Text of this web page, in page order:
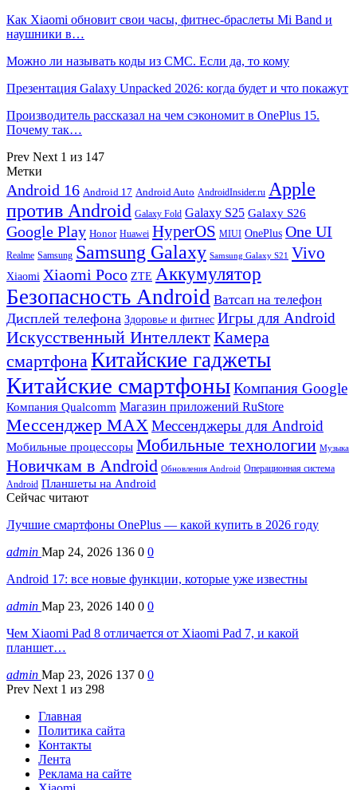
Как Xiaomi обновит свои часы, фитнес-браслеты Mi Band и
наушники в…
Можно ли называть коды из СМС. Если да, то кому
Презентация Galaxy Unpacked 2026: когда будет и что покажут
Производитель рассказал на чем сэкономит в OnePlus 15.
Почему так…
Prev Next 1 из 147
Метки
Android 16 Android 17 Android Auto AndroidInsider.ru Apple
против Android Galaxy Fold Galaxy S25 Galaxy S26
Google Play Honor Huawei HyperOS MIUI OnePlus One UI
Realme Samsung Samsung Galaxy Samsung Galaxy S21 Vivo
Xiaomi Xiaomi Poco ZTE Аккумулятор
Безопасность Android Ватсап на телефон
Дисплей телефона Здоровье и фитнес Игры для Android
Искусственный ИнтеллектКамера
смартфона Китайские гаджеты
Китайские смартфоныКомпания Google
Компания Qualcomm Магазин приложений RuStore
Мессенджер MAX Мессенджеры для Android
Мобильные процессоры Мобильные технологии Музыка
Новичкам в Android Обновления Android Операционная система
Android Планшеты на Android
Сейчас читают
Лучшие смартфоны OnePlus — какой купить в 2026 году
admin Мар 24, 2026 136 0 0
Android 17: все новые функции, которые уже известны
admin Мар 23, 2026 140 0 0
Чем Xiaomi Pad 8 отличается от Xiaomi Pad 7, и какой
планшет…
admin Мар 23, 2026 137 0 0
Prev Next 1 из 298
Главная
Политика сайта
Контакты
Лента
Реклама на сайте